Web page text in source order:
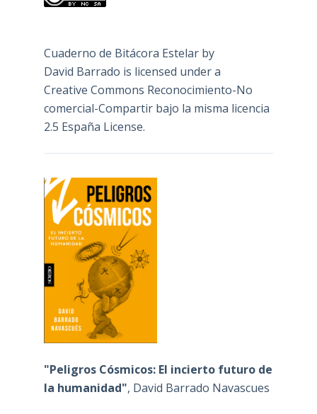
Cuaderno de Bitácora Estelarby
David Barrado is licensed under a
Creative Commons Reconocimiento-No
comercial-Compartir bajo la misma licencia
2.5 España License.
"Peligros Cósmicos: El incierto futuro de
la humanidad", David Barrado Navascues